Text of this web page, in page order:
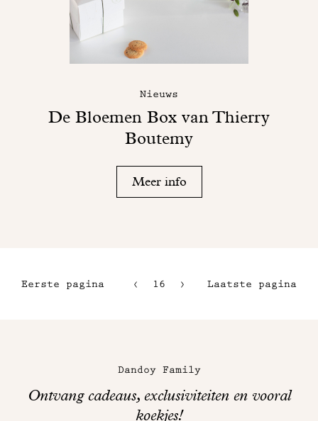
Nieuws
De Bloemen Box van Thierry
Boutemy
Meer info
Eerste pagina
16
17
Laatste pagina
Dandoy Family
Ontvang cadeaus, exclusiviteiten en vooral
koekjes!